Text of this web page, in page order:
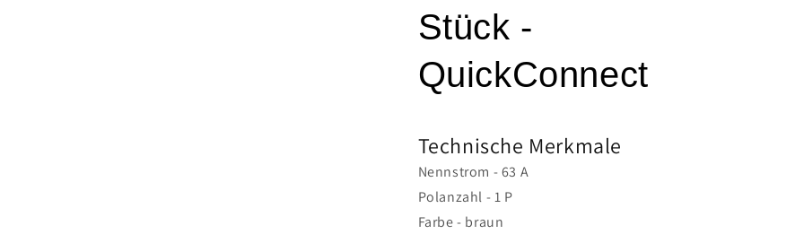
Stück -
QuickConnect
Technische Merkmale
Nennstrom - 63 A
Polanzahl - 1 P
Farbe - braun